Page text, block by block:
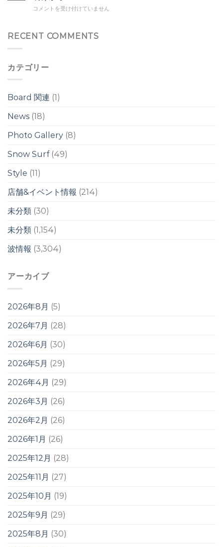
イ
レ
イ
ド
イ
前
ウ
台
ウ
ェ
ル
は
8/2
小
ネ
台
風
号
影
は
明
け
ら？！
コメントを受け付けていません
RECENT COMMENTS
カテゴリー
Board 関連 (1)
News (18)
Photo Gallery (8)
Snow Surf(49)
Style (11)
店舗&イベント情報 (214)
未分類 (30)
未分類 (1,154)
波情報 (3,304)
アーカイブ
2026年8月 (5)
2026年7月 (28)
2026年6月 (30)
2026年5月 (29)
2026年4月 (29)
2026年3月 (26)
2026年2月 (26)
2026年1月 (26)
2025年12月 (28)
2025年11月 (27)
2025年10月 (19)
2025年9月 (29)
2025年8月 (30)